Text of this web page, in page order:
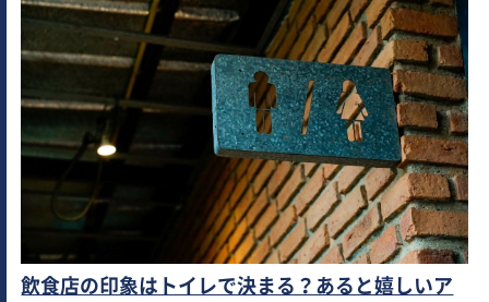
飲食店の印象はトイレで決まる？あると嬉しいア